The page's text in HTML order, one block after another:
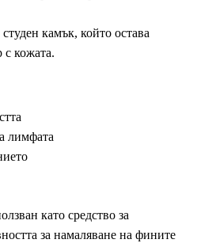
камък, който остава
с кожата.
лимфата
като средство за
за намаляване на фините